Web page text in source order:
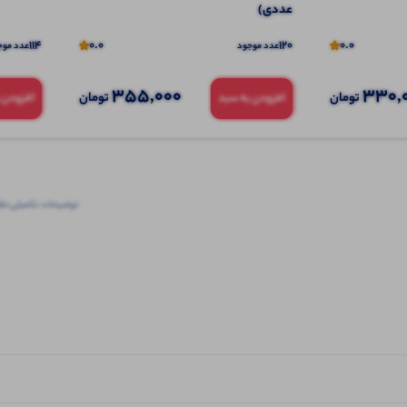
0.0
تومان
عددی)
120عدد موجود 0.0
افزودن به سبد 355,000تومان
114عدد
توضیحات تکمیلی